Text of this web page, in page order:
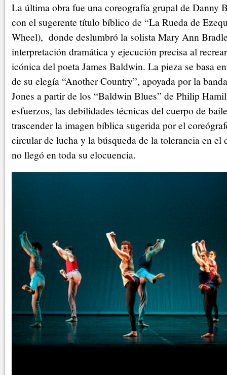
La última obra fue una coreografía grupal de Danny
con el sugerente título bíblico de “La Rueda de
Wheel), donde deslumbró la solista Mary Ann
interpretación dramática y ejecución precisa al
icónica del poeta James Baldwin. La pieza se basa
de su elegía “Another Country”, apoyada por la
Jones a partir de los “Baldwin Blues” de Philip
esfuerzos, las debilidades técnicas del cuerpo de
trascender la imagen bíblica sugerida por el
circular de lucha y la búsqueda de la tolerancia en el
no llegó en toda su elocuencia.